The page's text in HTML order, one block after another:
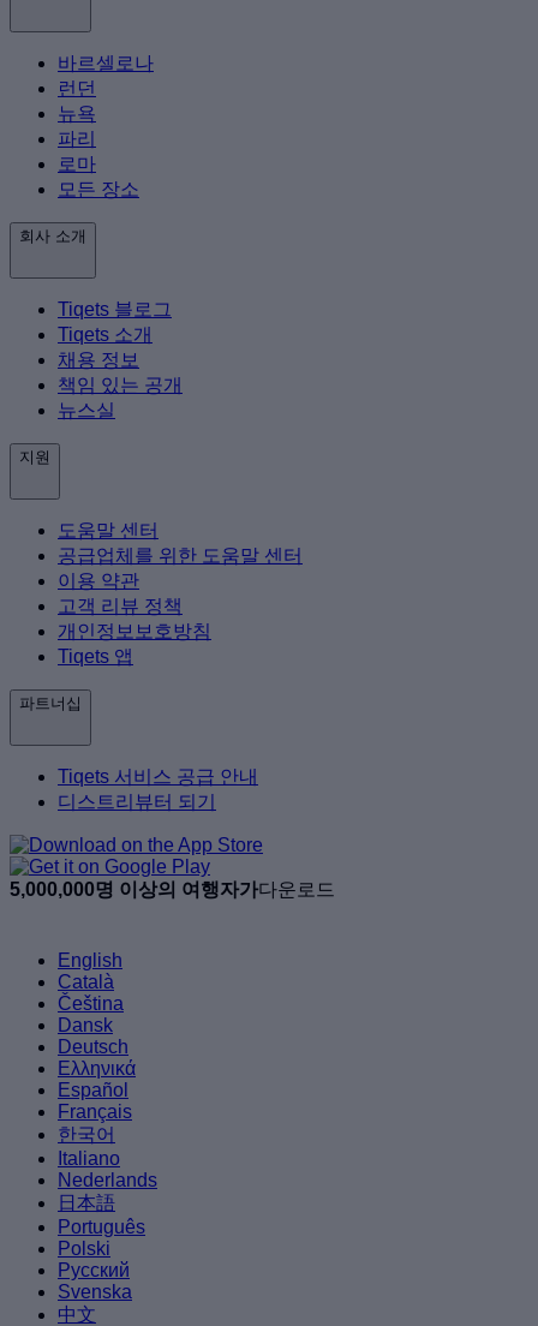
바르셀로나
런던
뉴욕
파리
로마
모든 장소
회사 소개
Tiqets 블로그
Tiqets 소개
채용 정보
책임 있는 공개
뉴스실
지원
도움말 센터
공급업체를 위한 도움말 센터
이용 약관
고객 리뷰 정책
개인정보보호방침
Tiqets 앱
파트너십
Tiqets 서비스 공급 안내
디스트리뷰터 되기
5,000,000명 이상의 여행자가다운로드
English
Català
Čeština
Dansk
Deutsch
Ελληνικά
Español
Français
한국어
Italiano
Nederlands
日本語
Português
Polski
Русский
Svenska
中文